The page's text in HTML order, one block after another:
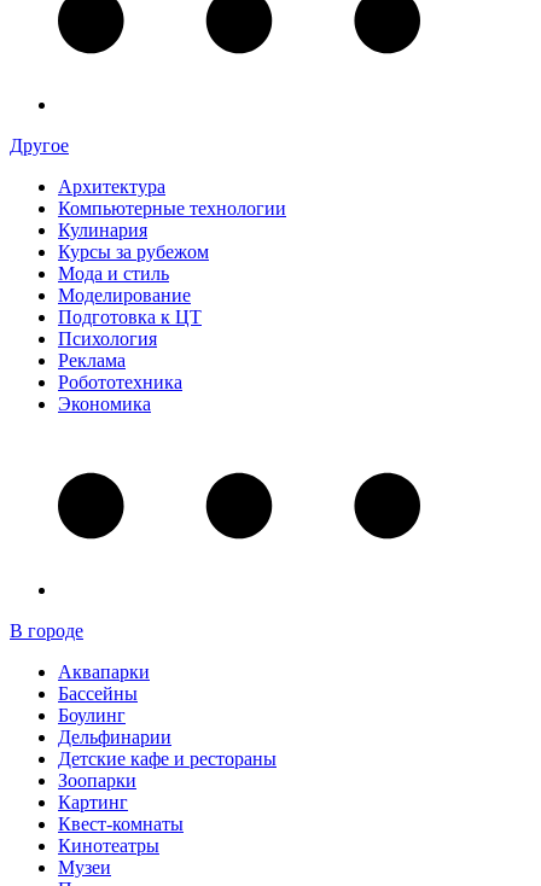
Другое
Архитектура
Компьютерные технологии
Кулинария
Курсы за рубежом
Мода и стиль
Моделирование
Подготовка к ЦТ
Психология
Реклама
Робототехника
Экономика
В городе
Аквапарки
Бассейны
Боулинг
Дельфинарии
Детские кафе и рестораны
Зоопарки
Картинг
Квест-комнаты
Кинотеатры
Музеи